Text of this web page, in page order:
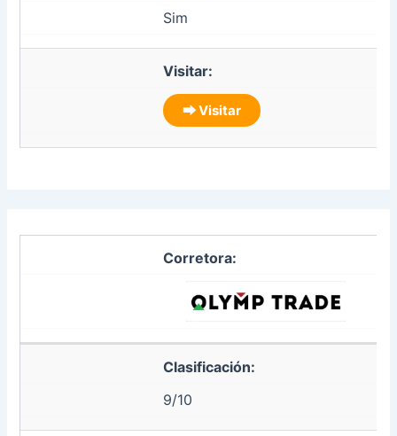
Sim
Visitar:
⮕ Visitar
Corretora:
Clasificación:
9/10